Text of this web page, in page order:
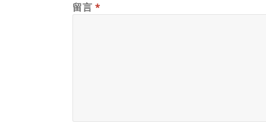
留言 *